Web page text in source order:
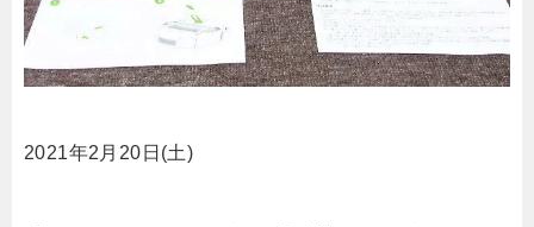
2021年2月20日(土)